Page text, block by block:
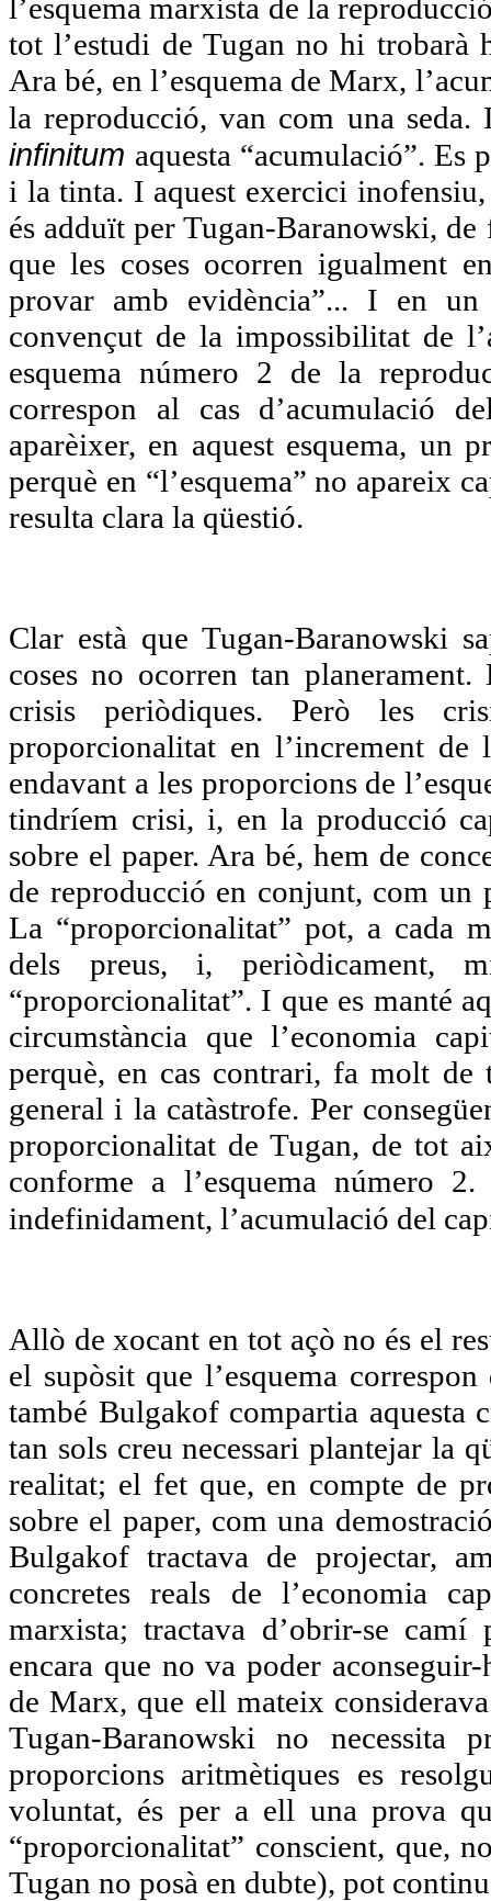
l’esquema marxista de la
tot l’estudi de Tugan no hi trobarà
Ara bé, en l’esquema de Marx,
la reproducció, van com una
infinitum aquesta “acumulació”. Es
i la tinta. I aquest exercici
és adduït per Tugan-Baranowski,
que les coses ocorren igualment
provar amb evidència”... I en
convençut de la impossibilitat de
esquema número 2 de la
correspon al cas d’acumulació
aparèixer, en aquest esquema, un
perquè en “l’esquema” no apareix
resulta clara la qüestió.
Clar està que Tugan-Baranowski
coses no ocorren tan
crisis periòdiques. Però les
proporcionalitat en l’increment
endavant a les proporcions de
tindríem crisi, i, en la producció
sobre el paper. Ara bé, hem de
de reproducció en conjunt, com un
La “proporcionalitat” pot, a cada
dels preus, i, periòdicament,
“proporcionalitat”. I que es manté
circumstància que l’economia
perquè, en cas contrari, fa molt de
general i la catàstrofe. Per
proporcionalitat de Tugan, de tot
conforme a l’esquema número
indefinidament, l’acumulació del
Allò de xocant en tot açò no és el
el supòsit que l’esquema
també Bulgakof compartia aquesta
tan sols creu necessari plantejar la
realitat; el fet que, en compte de
sobre el paper, com una
Bulgakof tractava de projectar,
concretes reals de l’economia
marxista; tractava d’obrir-se
encara que no va poder
de Marx, que ell mateix
Tugan-Baranowski no necessita
proporcions aritmètiques es
voluntat, és per a ell una prova
“proporcionalitat” conscient, que,
Tugan no posà en dubte), pot